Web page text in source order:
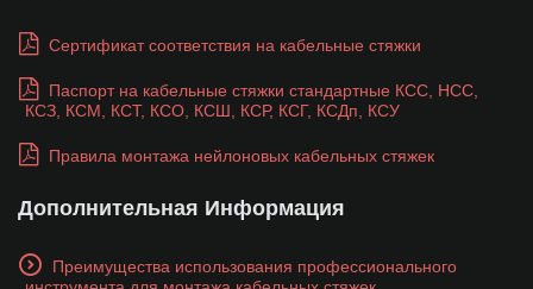
Сертификат соответствия на кабельные стяжки
Паспорт на кабельные стяжки стандартные КСС, НСС,
КСЗ, КСМ, КСТ, КСО, КСШ, КСР, КСГ, КСДп, КСУ
Правила монтажа нейлоновых кабельных стяжек
Дополнительная Информация
Преимущества использования профессионального